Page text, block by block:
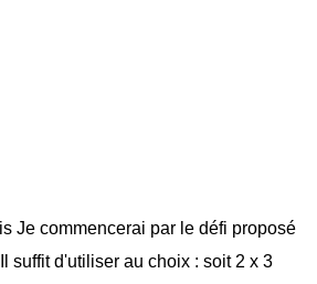
Je commencerai par le défi proposé
suffit d'utiliser au choix : soit 2 x 3